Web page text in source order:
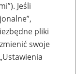
для
з України
Jeśli
pliki
swoje